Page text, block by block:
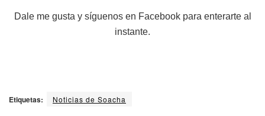
Dale me gusta y síguenos en Facebook para enterarte al
instante.
Etiquetas: Noticias de Soacha